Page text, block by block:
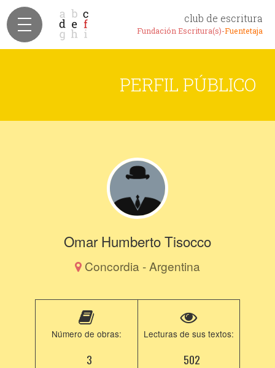
club de escritura
Fundación Escritura(s)-Fuentetaja
PERFIL PÚBLICO
Omar Humberto Tisocco
Concordia - Argentina
Número de obras:
3
Lecturas de sus textos:
502